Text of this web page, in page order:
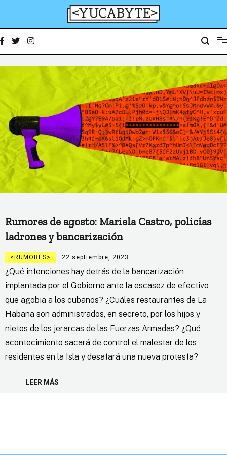
YucaByte
Rumores de agosto: Mariela Castro, policías
ladrones y bancarización
RUMORES 22 septiembre, 2023
¿Qué intenciones hay detrás de la bancarización
implantada por el Gobierno ante la escasez de efectivo
que agobia a los cubanos? ¿Cuáles restaurantes de La
Habana son administrados, en secreto, por los hijos y
nietos de los jerarcas de las Fuerzas Armadas? ¿Qué
acontecimiento sacará de control el malestar de los
residentes en la Isla y desatará una nueva protesta?
LEER MÁS